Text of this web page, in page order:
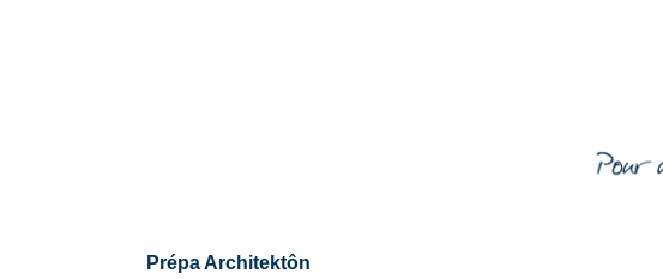
Prépa Architektôn